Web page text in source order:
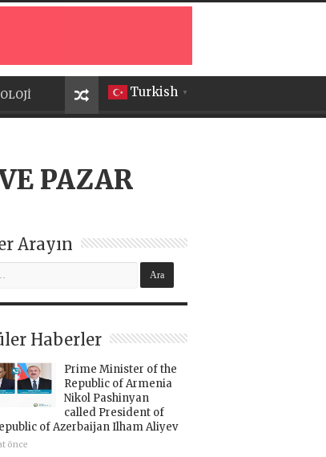
Turkish ▼
PAZAR
Arayın
Haberler
Prime Minister of the
Republic of Armenia
Nikol Pashinyan
called President of
of Azerbaijan Ilham Aliyev
önce